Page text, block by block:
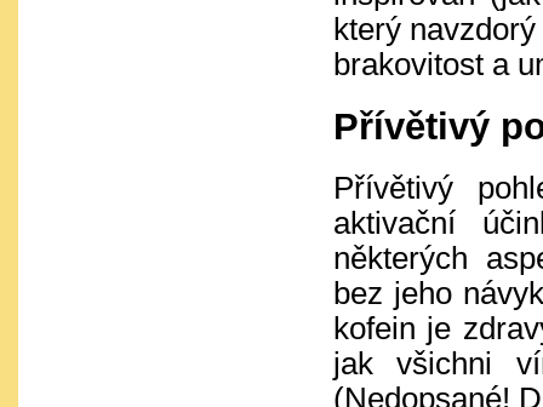
který
brakovitost a
Přívětivý
Přívětivý
aktivační
některých
bez jeho
kofein je
jak všichni
(Nedopsané!